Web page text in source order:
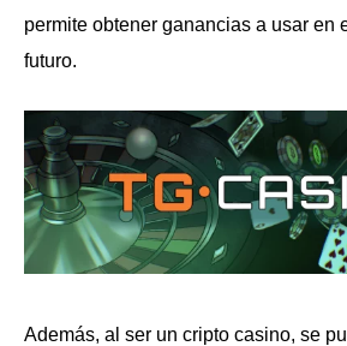
permite obtener ganancias a usar en
futuro.
Además, al ser un cripto casino, se